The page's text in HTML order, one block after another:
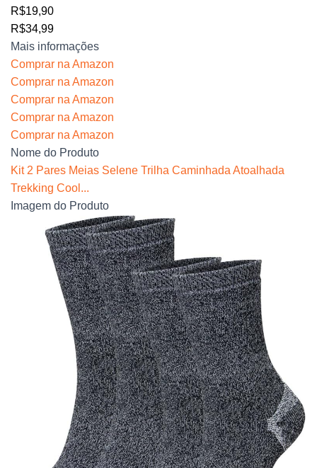
R$19,90
R$34,99
Mais informações
Comprar na Amazon
Comprar na Amazon
Comprar na Amazon
Comprar na Amazon
Comprar na Amazon
Nome do Produto
Kit 2 Pares Meias Selene Trilha Caminhada Atoalhada
Trekking Cool...
Imagem do Produto